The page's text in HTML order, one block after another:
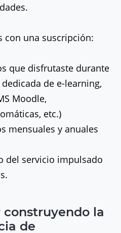
con una suscripción:
que disfrutaste durante
de e-learning,
Moodle,
etc.)
mensuales y anuales
del servicio impulsado
construyendo la
de